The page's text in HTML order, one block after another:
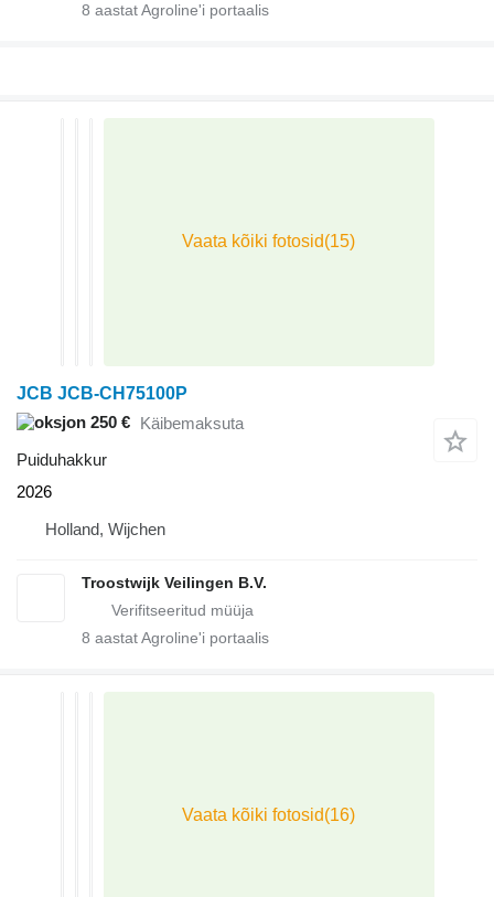
8 aastat Agroline'i portaalis
JCB JCB-CH75100P
250 € Käibemaksuta
Puiduhakkur
2026
Holland, Wijchen
Troostwijk Veilingen B.V.
8 aastat Agroline'i portaalis